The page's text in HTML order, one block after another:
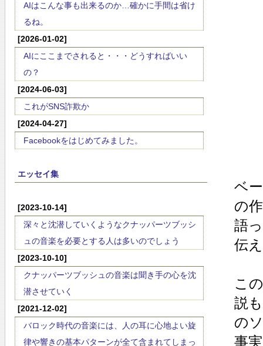
AIはこんな事も出来るのか…確かに手間は省け
るね。
[2026-01-02]
AIにここまでされると・・・どうすればいい
の？
[2024-06-03]
これがSNS詐欺か
[2024-04-27]
Facebookをはじめてみました。
エッセイ集
[2023-10-14]
深々と沈潜していくようなクナッパーツブッシ
ュの音楽を必要とする人は多いのでしょう
[2023-10-10]
クナッパーツブッシュの音楽は聞き手の心を沈
潜させていく
[2021-12-02]
バロック時代の音楽には、人の耳に心地よい旋
律や響きの基本パターンが全て含まれてしまっ
ベ
の
語
伝
こ
説
の
事